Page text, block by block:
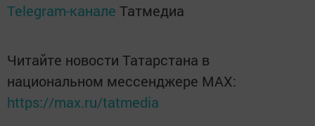
Telegram-канале Татмедиа
Читайте новости Татарстана в
национальном мессенджере MАХ:
https://max.ru/tatmedia